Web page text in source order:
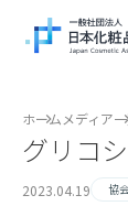
ホーム メディア
グリコ
2023.04.19 協